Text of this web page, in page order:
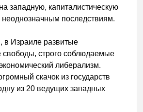
западную, капиталистическую
неоднозначным последствиям.
в Израиле развитые
свободы, строго соблюдаемые
либерализм.
скачок из государств
из 20 ведущих западных